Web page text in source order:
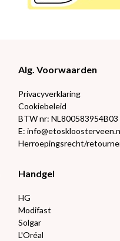
Alg. Voorwaarden
Privacyverklaring
Cookiebeleid
BTW nr: NL800583954B03
E:
Herroepingsrecht/
Handgel
HG
Modifast
Solgar
L'Oréal